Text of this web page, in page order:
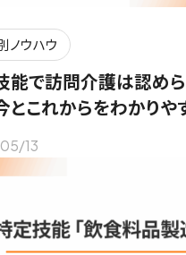
ノウハウ
能で訪問介護は認め
とこれからをわかりや
13